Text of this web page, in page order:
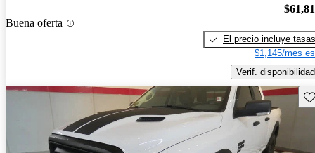
Buena oferta
El precio incluye tasas
$1,145/mes
Verif. disponibilidad